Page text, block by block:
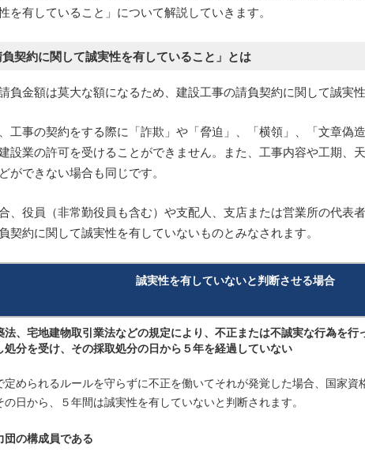
を有していること」について解説していきます。
負契約に関して誠実性を有していること」とは
負金額は莫大な額になるため、建設工事の請負契約に関して誠実性
工事の契約をする際に「詐欺」や「脅迫」、「横領」、「文章偽
設業の許可を受けることができません。また、工事内容や工期、
ができない場合も同じです。
、役員（非常勤役員も含む）や支配人、支店または営業所の代表
契約に関して誠実性を有していないものとみなされます。
誠実性を有していないと判断させる場合
法、宅地建物取引業法などの規定により、不正または不誠実な行為を行
処分を受け、その採取処分の日から５年を経過していない
定められるルールを守らずに不正を働いてそれが発覚した場合、国家資
の日から、５年間は誠実性を有していないと判断されます。
団の構成員である